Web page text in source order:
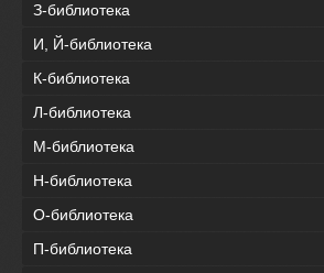
З-библиотека
И, Й-библиотека
К-библиотека
Л-библиотека
М-библиотека
Н-библиотека
О-библиотека
П-библиотека